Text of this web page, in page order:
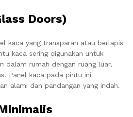
Doors)
kaca yang transparan atau berlapis
kaca sering digunakan untuk
dalam rumah dengan ruang luar,
Panel kaca pada pintu ini
alami dan pandangan yang indah.